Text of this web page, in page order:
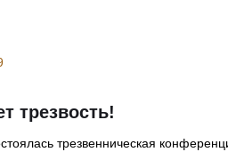
трезвость!
трезвенническая